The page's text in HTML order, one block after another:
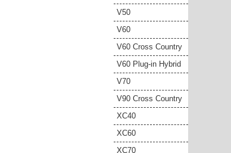
V50
V60
V60 Cross Country
V60 Plug-in Hybrid
V70
V90 Cross Country
XC40
XC60
XC70